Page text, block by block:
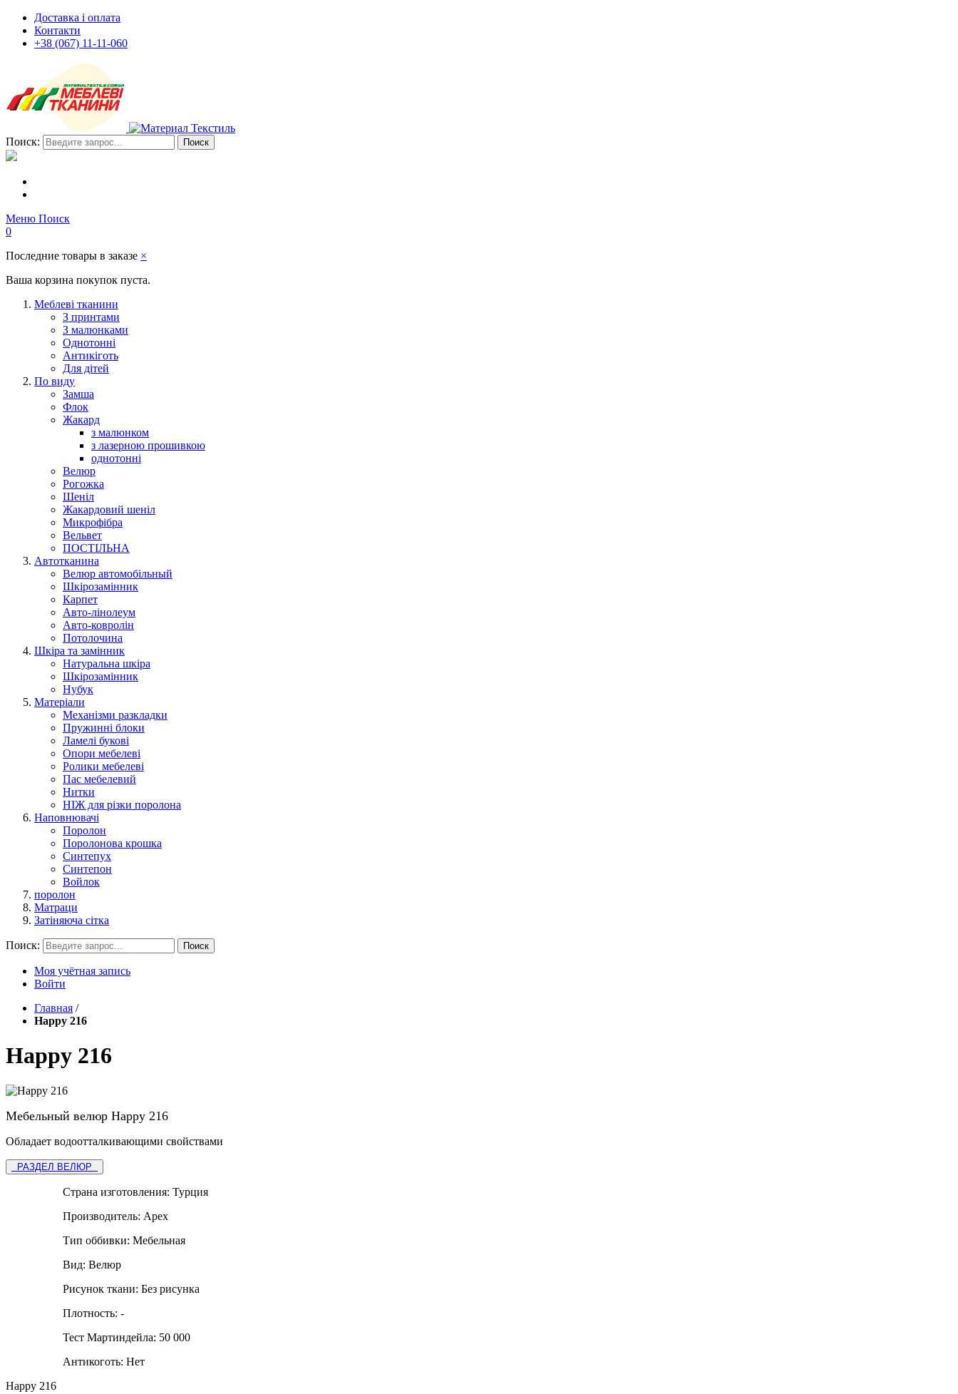
Доставка і оплата
Контакти
+38 (067) 11-11-060
Поиск: Поиск
Меню Поиск
0
Последние товары в заказе ×
Ваша корзина покупок пуста.
Меблеві тканини
З принтами
З малюнками
Однотонні
Антикіготь
Для дітей
По виду
Замша
Флок
Жакард
з малюнком
з лазерною прошивкою
однотонні
Велюр
Рогожка
Шеніл
Жакардовий шеніл
Микрофібра
Вельвет
ПОСТІЛЬНА
Автотканина
Велюр автомобільный
Шкірозамінник
Карпет
Авто-лінолеум
Авто-ковролін
Потолочина
Шкіра та замінник
Натуральна шкіра
Шкірозамінник
Нубук
Матеріали
Механізми разкладки
Пружинні блоки
Ламелі букові
Опори мебелеві
Ролики мебелеві
Пас мебелевий
Нитки
НІЖ для різки поролона
Наповнювачі
Поролон
Поролонова крошка
Синтепух
Синтепон
Войлок
поролон
Матраци
Затіняюча сітка
Поиск: Поиск
Моя учётная запись
Войти
Главная /
Happy 216
Happy 216
Мебельный велюр Happy 216
Обладает водоотталкивающими свойствами
РАЗДЕЛ ВЕЛЮР
Страна изготовления: Турция
Производитель: Apex
Тип оббивки: Мебельная
Вид: Велюр
Рисунок ткани: Без рисунка
Плотность: -
Тест Мартиндейла: 50 000
Антикоготь: Нет
Happy 216